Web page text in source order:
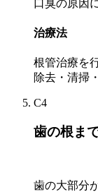
口臭の原因
治療法
根管治療を
除去・清掃
C4
歯の根ま
歯の大部分